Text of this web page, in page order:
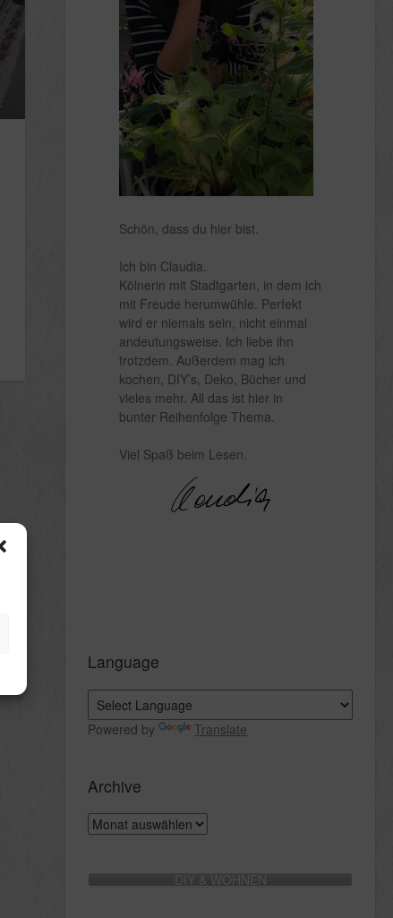
Schön, dass du hier bist.
Ich bin Claudia.
Kölnerin mit Stadtgarten, in dem ich
mit Freude herumwühle. Perfekt
wird er niemals sein, nicht einmal
andeutungsweise. Ich liebe ihn
trotzdem. Außerdem mag ich
kochen, DIY’s, Deko, Bücher und
vieles mehr. All das ist hier in
bunter Reihenfolge Thema.
Viel Spaß beim Lesen.
Language
Powered by Translate
Archive
Archive
DIY & WOHNEN